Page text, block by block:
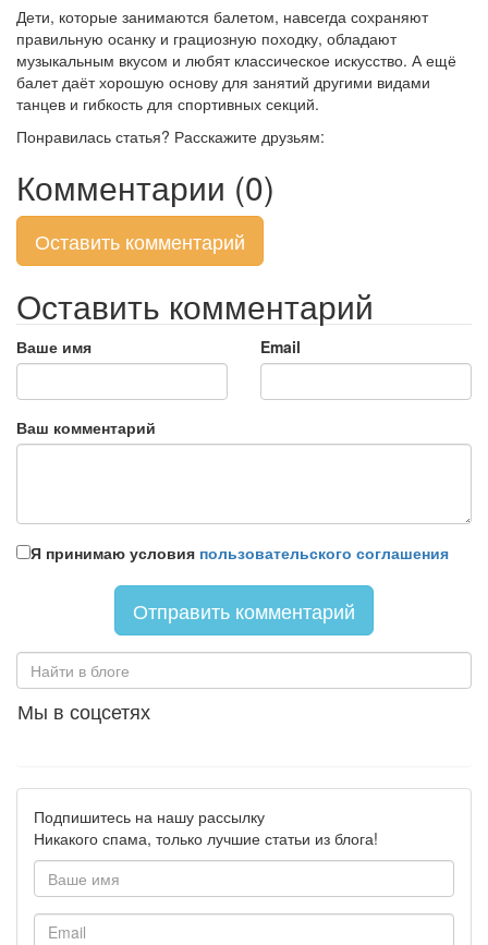
Дети, которые занимаются балетом, навсегда сохраняют
правильную осанку и грациозную походку, обладают
музыкальным вкусом и любят классическое искусство. А ещё
балет даёт хорошую основу для занятий другими видами
танцев и гибкость для спортивных секций.
Понравилась статья? Расскажите друзьям:
Комментарии (0)
Оставить комментарий
Оставить комментарий
Ваше имя Email
Ваш комментарий
Я принимаю условия пользовательского соглашения
Мы в соцсетях
Подпишитесь на нашу рассылку
Никакого спама, только лучшие статьи из блога!